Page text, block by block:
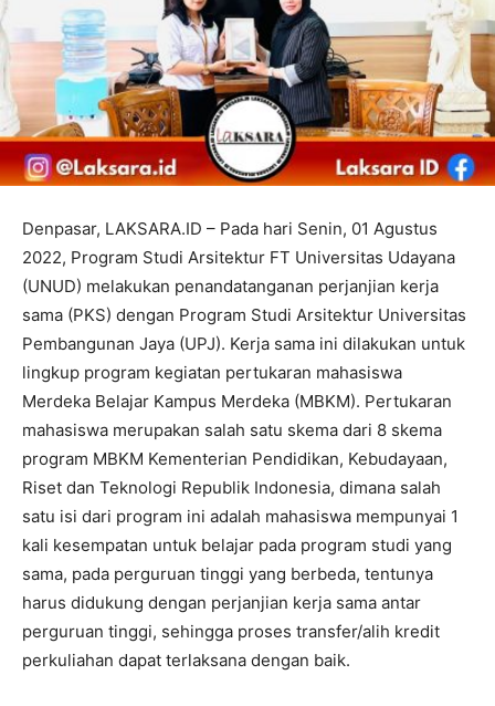
Denpasar, LAKSARA.ID – Pada hari Senin, 01 Agustus
2022, Program Studi Arsitektur FT Universitas Udayana
(UNUD) melakukan penandatanganan perjanjian kerja
sama (PKS) dengan Program Studi Arsitektur Universitas
Pembangunan Jaya (UPJ). Kerja sama ini dilakukan untuk
lingkup program kegiatan pertukaran mahasiswa
Merdeka Belajar Kampus Merdeka (MBKM). Pertukaran
mahasiswa merupakan salah satu skema dari 8 skema
program MBKM Kementerian Pendidikan, Kebudayaan,
Riset dan Teknologi Republik Indonesia, dimana salah
satu isi dari program ini adalah mahasiswa mempunyai 1
kali kesempatan untuk belajar pada program studi yang
sama, pada perguruan tinggi yang berbeda, tentunya
harus didukung dengan perjanjian kerja sama antar
perguruan tinggi, sehingga proses transfer/alih kredit
perkuliahan dapat terlaksana dengan baik.